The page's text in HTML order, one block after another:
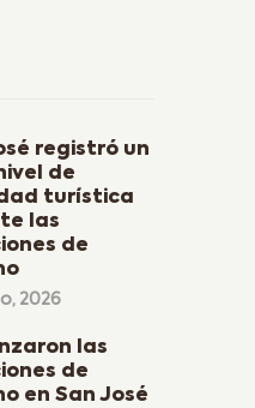
registró un
de
turística
las
de
2026
las
de
en San José